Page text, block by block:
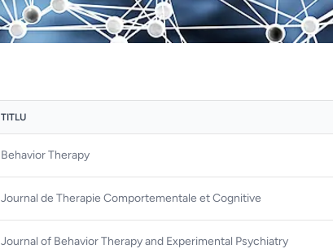
TITLU
Behavior Therapy
Journal de Therapie Comportementale et Cognitive
Journal of Behavior Therapy and Experimental Psychiatry